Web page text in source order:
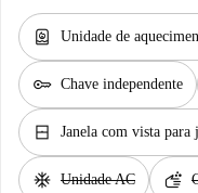
water_heater Unidade de
key Chave independente
window_closed Janela com vista para
ac_unit Unidade AC soap